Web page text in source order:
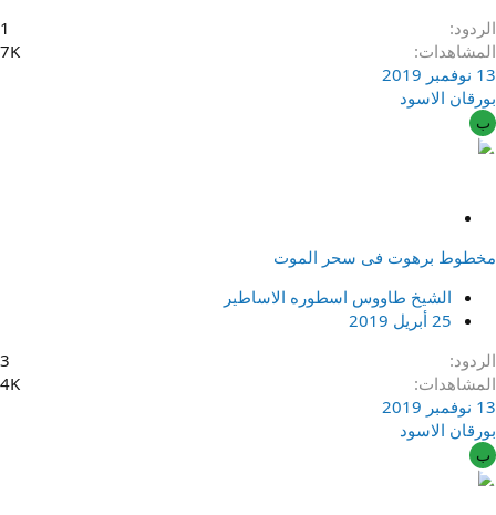
الردود
1
المشاهدات
7K
13 نوفمبر 2019
بورقان الاسود
ب
ب
ت
مخطوط برهوت فى سحر الموت
الشيخ طاووس اسطوره الاساطير
25 أبريل 2019
الردود
3
المشاهدات
4K
13 نوفمبر 2019
بورقان الاسود
ب